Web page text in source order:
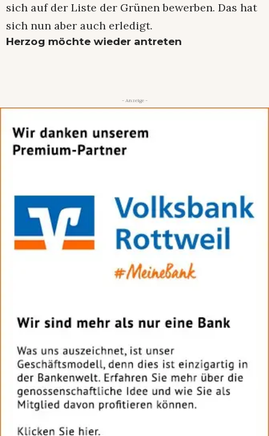
sich auf der Liste der Grünen bewerben. Das hat
sich nun aber auch erledigt.
Herzog möchte wieder antreten
- Anzeige -